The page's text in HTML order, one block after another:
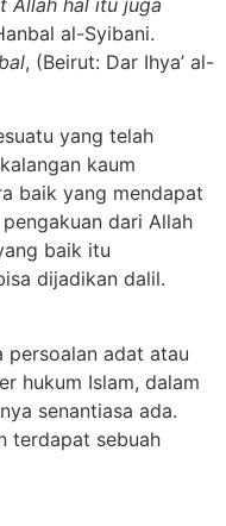
Allah hal itu juga
al-Syibani.
, (Beirut: Dar Ihya’ al-
yang telah
kaum
baik yang mendapat
dari Allah
baik itu
dijadikan dalil.
adat atau
hukum Islam, dalam
senantiasa ada.
terdapat sebuah